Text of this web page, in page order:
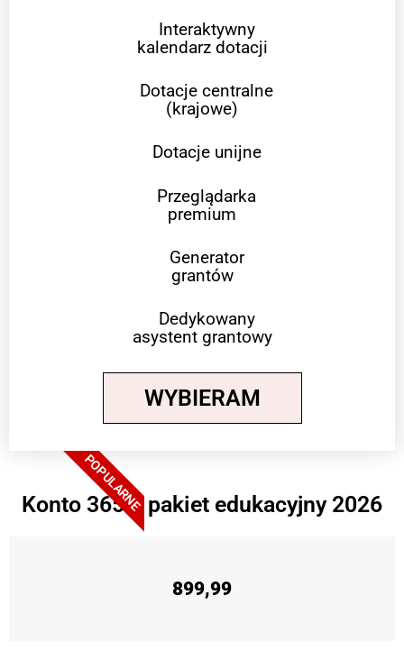
Interaktywny
kalendarz dotacji
Dotacje centralne
(krajowe)
Dotacje unijne
Przeglądarka
premium
Generator
grantów
Dedykowany
asystent grantowy
WYBIERAM
POPULARNE
Konto 365 + pakiet edukacyjny 2026
899,99